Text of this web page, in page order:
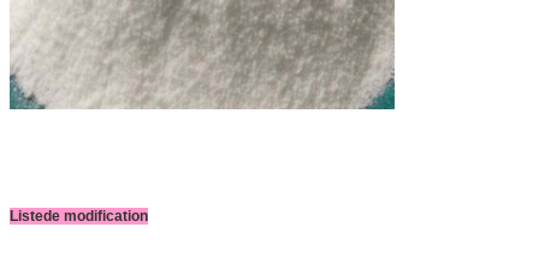
Listede modification